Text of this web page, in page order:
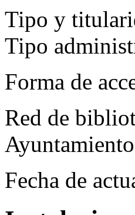
Tipo y
Tipo
Forma de
Red de
Fecha de